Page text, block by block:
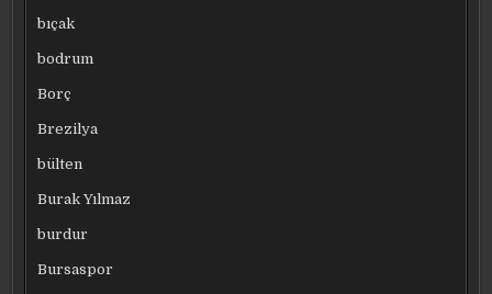
bıçak
bodrum
Borç
Brezilya
bülten
Burak Yılmaz
burdur
Bursaspor